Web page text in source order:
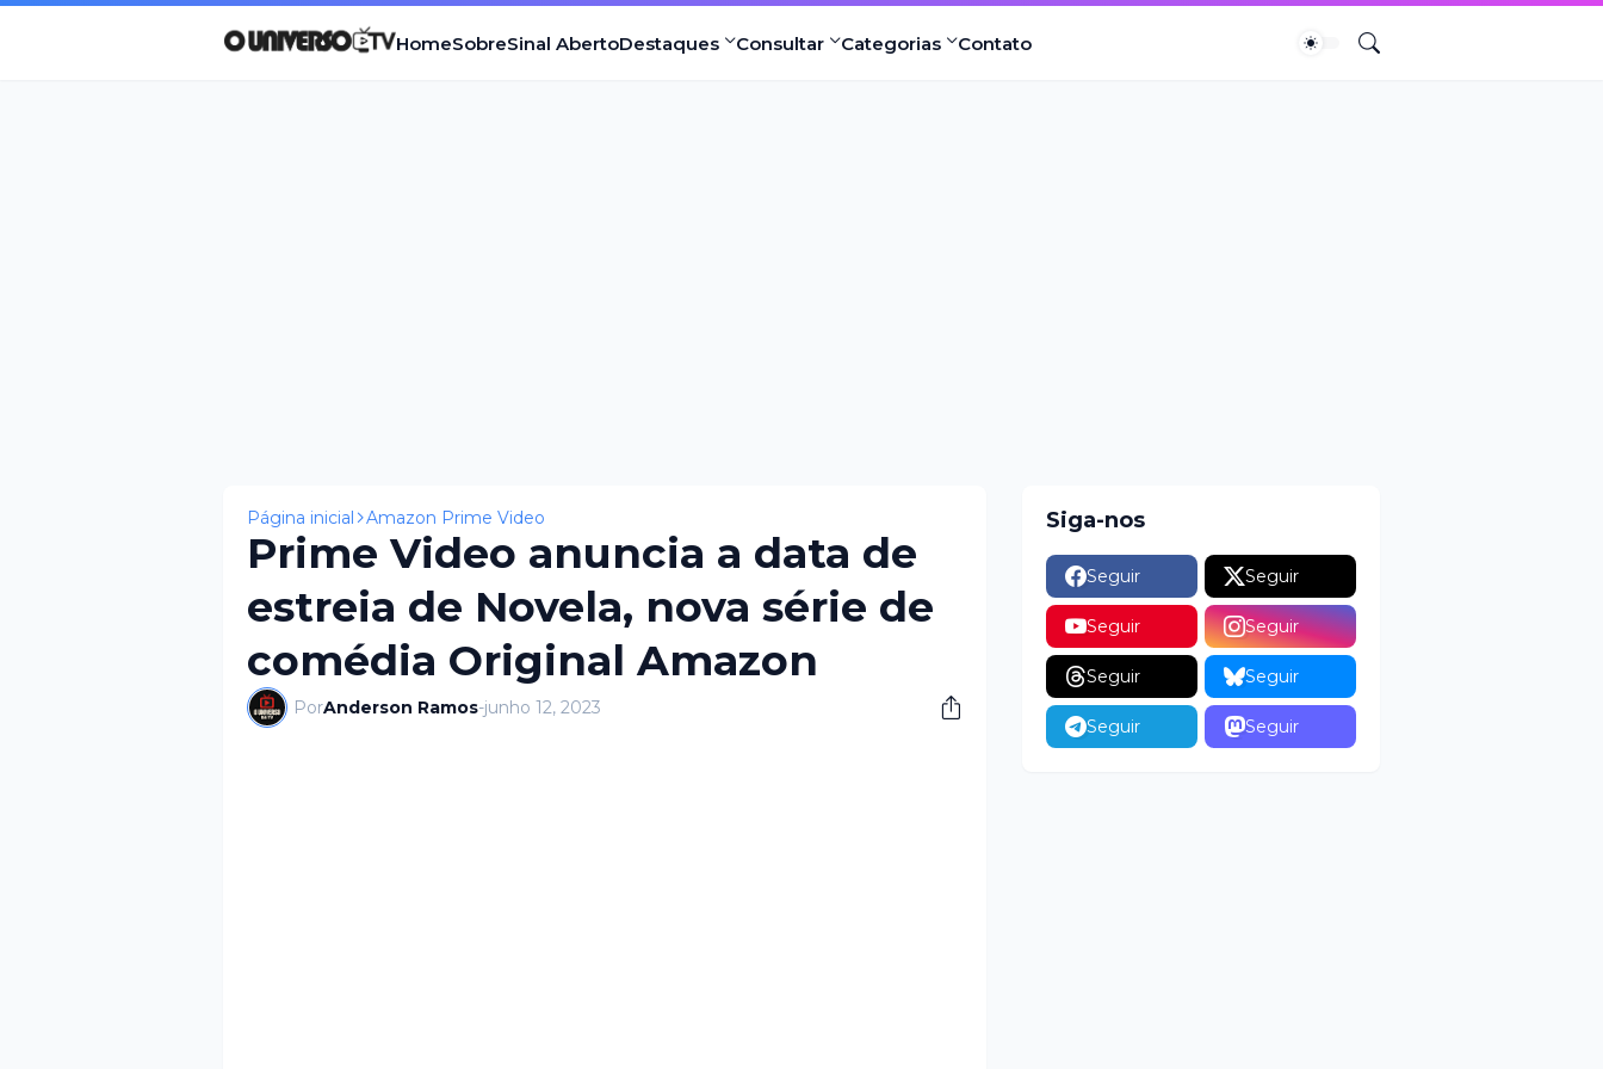
HomeSobreSinal AbertoDestaques Consultar Categorias Contato
Página inicial Amazon Prime Video
Prime Video anuncia a data de
estreia de Novela, nova série de
comédia Original Amazon
PorAnderson Ramos-junho 12, 2023
Siga-nos
Seguir Seguir
Seguir Seguir
Seguir Seguir
Seguir Seguir